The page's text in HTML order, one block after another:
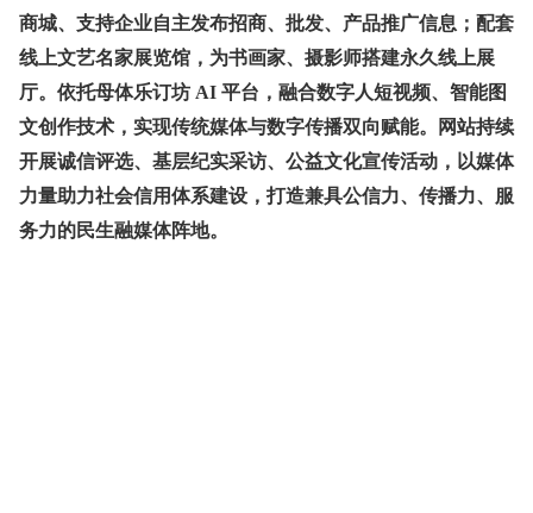
商城、支持企业自主发布招商、批发、产品推广信息；配套
线上文艺名家展览馆，为书画家、摄影师搭建永久线上展
厅。依托母体乐订坊 AI 平台，融合数字人短视频、智能图
文创作技术，实现传统媒体与数字传播双向赋能。网站持续
开展诚信评选、基层纪实采访、公益文化宣传活动，以媒体
力量助力社会信用体系建设，打造兼具公信力、传播力、服
务力的民生融媒体阵地。